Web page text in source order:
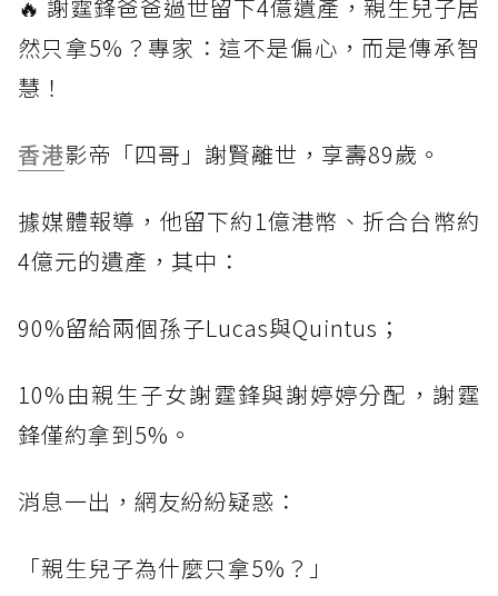
🔥 謝霆鋒爸爸過世留下4億遺產，親生兒子居
然只拿5%？專家：這不是偏心，而是傳承智
慧！
香港影帝「四哥」謝賢離世，享壽89歲。
據媒體報導，他留下約1億港幣、折合台幣約
4億元的遺產，其中：
90%留給兩個孫子Lucas與Quintus；
10%由親生子女謝霆鋒與謝婷婷分配，謝霆
鋒僅約拿到5%。
消息一出，網友紛紛疑惑：
「親生兒子為什麼只拿5%？」